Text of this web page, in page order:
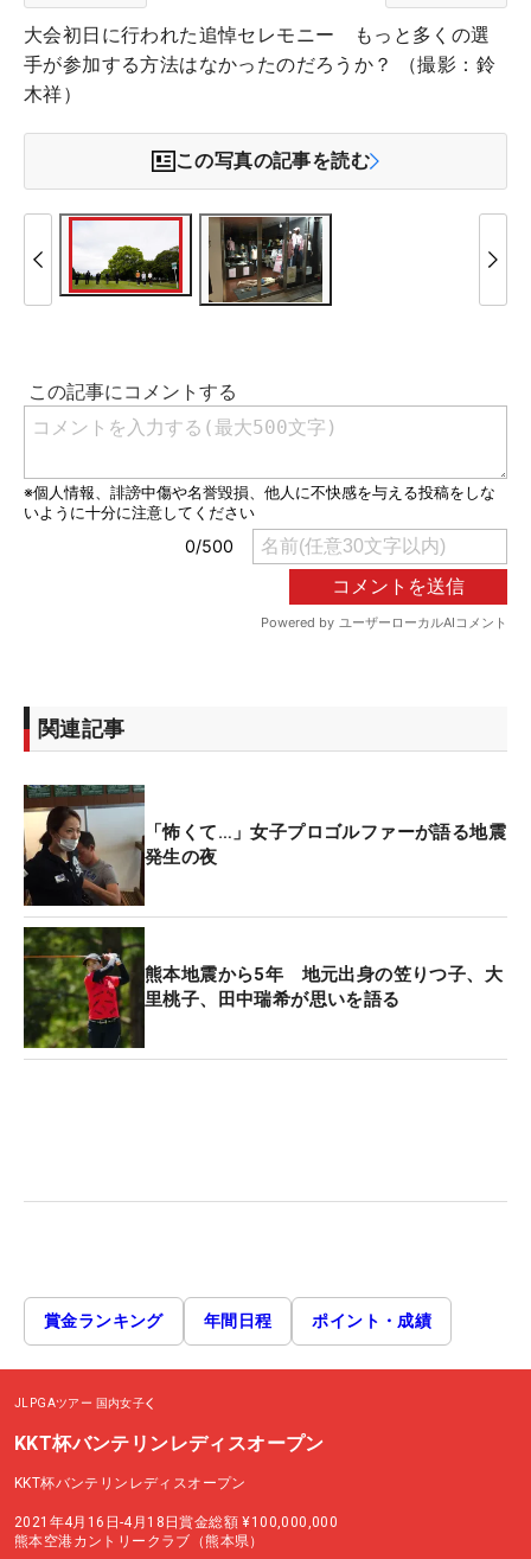
大会初日に行われた追悼セレモニー もっと多くの選
手が参加する方法はなかったのだろうか？ （撮影：鈴
木祥）
この写真の記事を読む
関連記事
「怖くて…」女子プロゴルファーが語る地震
発生の夜
熊本地震から5年 地元出身の笠りつ子、大
里桃子、田中瑞希が思いを語る
賞金ランキング 年間日程 ポイント・成績
JLPGAツアー 国内女子
KKT杯バンテリンレディスオープン
KKT杯バンテリンレディスオープン
2021年4月16日-4月18日賞金総額 ¥100,000,000
熊本空港カントリークラブ（熊本県）